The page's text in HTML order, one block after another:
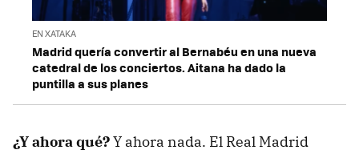
EN XATAKA
Madrid quería convertir al Bernabéu en una nueva
catedral de los conciertos. Aitana ha dado la
puntilla a sus planes
¿Y ahora qué?Y ahora nada. El Real Madrid